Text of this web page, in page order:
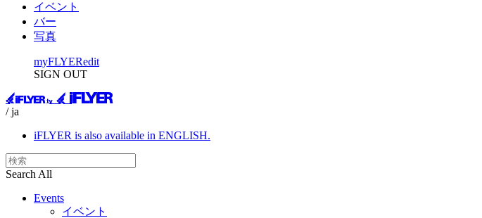
イベント
バー
写真
myFLYERedit
SIGN OUT
/ ja
iFLYER is also available in ENGLISH.
Search All
Events
イベント